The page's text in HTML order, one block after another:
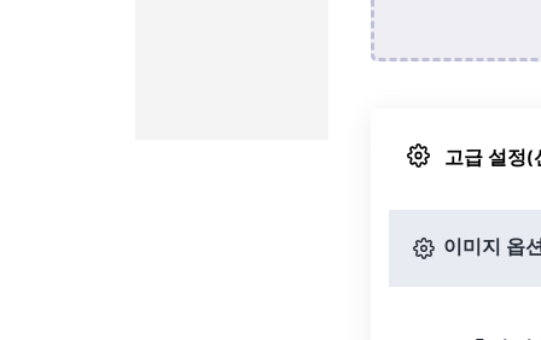
고급 설정(
이미지 옵